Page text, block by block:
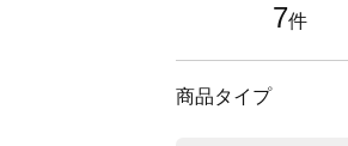
7件
商品タイプ